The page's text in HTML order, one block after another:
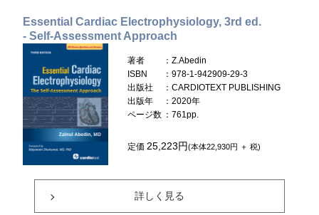
Essential Cardiac Electrophysiology, 3rd ed.
- Self-Assessment Approach
著者
：Z.Abedin
ISBN
：978-1-942909-29-3
出版社
：CARDIOTEXT PUBLISHING
出版年
：2020年
ページ数 ：761pp.
定価 25,223円(本体22,930円 ＋ 税)
詳しく見る